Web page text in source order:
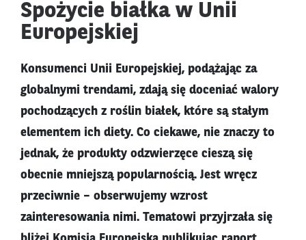
Spożycie białka w Unii
Europejskiej
Konsumenci Unii Europejskiej, podążając za
globalnymi trendami, zdają się doceniać walory
pochodzących z roślin białek, które są stałym
elementem ich diety. Co ciekawe, nie znaczy to
jednak, że produkty odzwierzęce cieszą się
obecnie mniejszą popularnością. Jest wręcz
przeciwnie – obserwujemy wzrost
zainteresowania nimi. Tematowi przyjrzała się